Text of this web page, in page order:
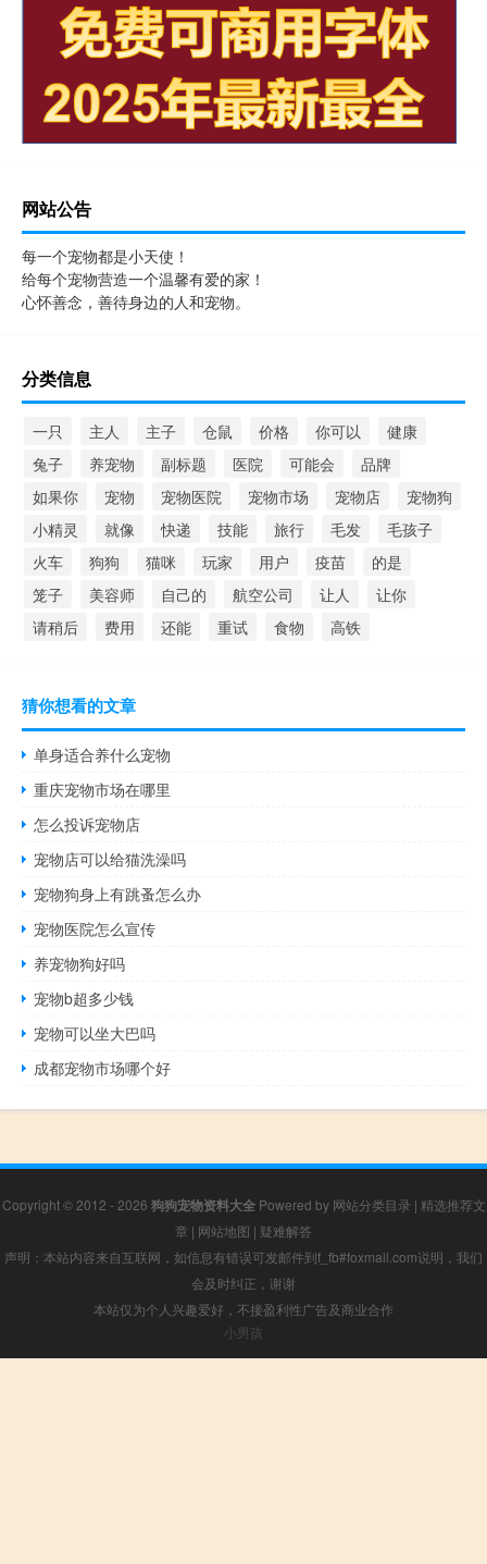
网站公告
每一个宠物都是小天使！
给每个宠物营造一个温馨有爱的家！
心怀善念，善待身边的人和宠物。
分类信息
一只 主人 主子 仓鼠 价格 你可以
健康
兔子
养宠物 副标题 医院 可能会
品牌
如果你
宠物 宠物医院 宠物市场 宠物店
宠物狗
小精灵
就像 快递 技能 旅行 毛发
毛孩子
火车
狗狗 猫咪 玩家 用户 疫苗
的是
笼子
美容师 自己的 航空公司 让人
让你
请稍后
费用 还能 重试 食物 高铁
猜你想看的文章
单身适合养什么宠物
重庆宠物市场在哪里
怎么投诉宠物店
宠物店可以给猫洗澡吗
宠物狗身上有跳蚤怎么办
宠物医院怎么宣传
养宠物狗好吗
宠物b超多少钱
宠物可以坐大巴吗
成都宠物市场哪个好
Copyright © 2012 - 2026 狗狗宠物资料大全Powered by 网站分类目录 | 精选推荐文
章 | 网站地图 | 疑难解答
声明：本站内容来自互联网，如信息有错误可发邮件到f_fb#foxmail.com说明，我们
会及时纠正，谢谢
本站仅为个人兴趣爱好，不接盈利性广告及商业合作
小男孩